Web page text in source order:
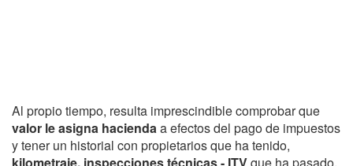
Al propio tiempo, resulta imprescindible comprobar que
valor le asigna haciendaa efectos del pago de impuestos
y tener un historial con propietarios que ha tenido,